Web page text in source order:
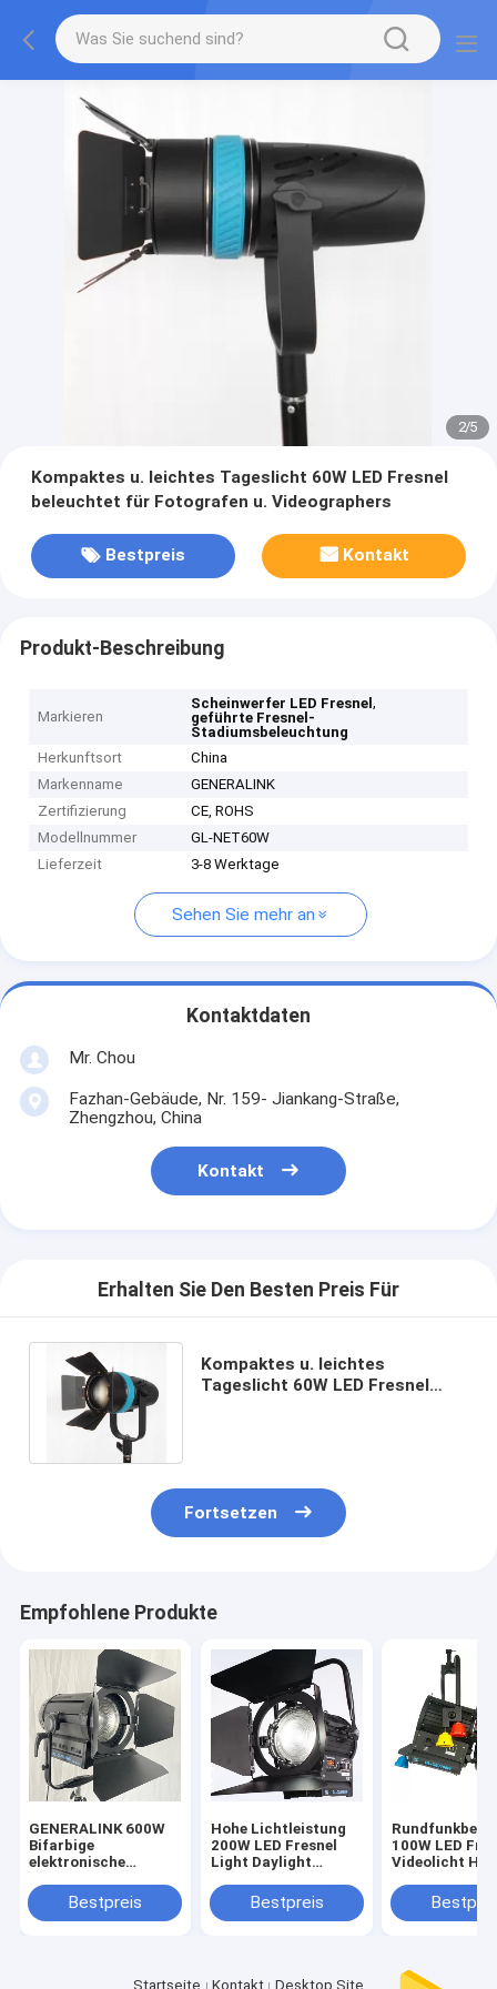
2/5
Kompaktes u. leichtes Tageslicht 60W LED Fresnel
beleuchtet für Fotografen u. Videographers
Bestpreis Kontakt
Produkt-Beschreibung
Markieren
Scheinwerfer LED Fresnel,
geführte Fresnel-
Stadiumsbeleuchtung
Herkunftsort
China
Markenname
GENERALINK
Zertifizierung
CE, ROHS
Modellnummer
GL-NET60W
Lieferzeit
3-8 Werktage
Sehen Sie mehr an
Kontaktdaten
Mr. Chou
Fazhan-Gebäude, Nr. 159- Jiankang-Straße,
Zhengzhou, China
Kontakt
Erhalten Sie Den Besten Preis Für
Kompaktes u. leichtes
Tageslicht 60W LED Fresnel
Fortsetzen
Empfohlene Produkte
GENERALINK 600W
Bifarbige
elektronische
Fresnel-Spot-Licht
Bestpreis
Hohe Lichtleistung
200W LED Fresnel
Light Daylight
und
Studiobeleuchtung
Bestpreis
100W LED
Videolicht
Licht Ersatz
((Pole
Startseite Kontakt Desktop Site